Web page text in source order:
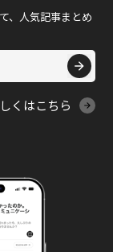
、人気記事まとめ
くはこちら